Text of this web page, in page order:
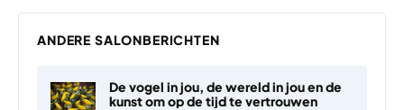
ANDERE SALONBERICHTEN
De vogel in jou, de wereld in jou en de
kunst om op de tijd te vertrouwen